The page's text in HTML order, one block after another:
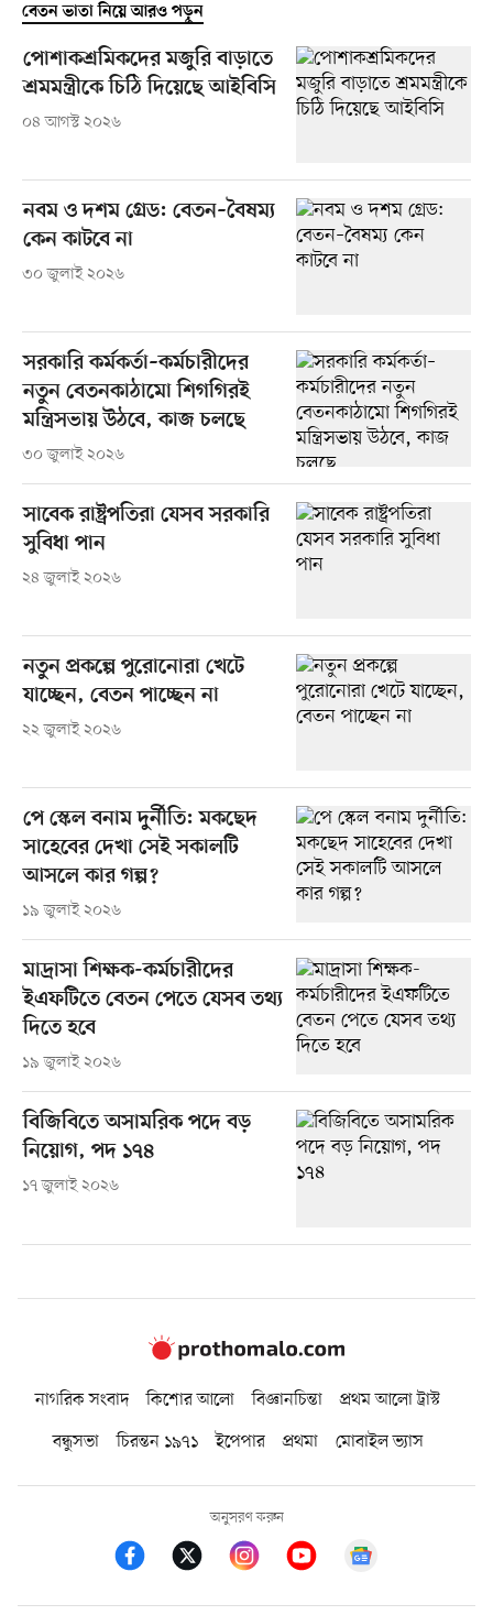
বেতন ভাতা নিয়ে আরও পড়ুন
পোশাকশ্রমিকদের মজুরি বাড়াতে
শ্রমমন্ত্রীকে চিঠি দিয়েছে আইবিসি
০৪ আগস্ট ২০২৬
নবম ও দশম গ্রেড: বেতন–বৈষম্য
কেন কাটবে না
৩০ জুলাই ২০২৬
সরকারি কর্মকর্তা–কর্মচারীদের
নতুন বেতনকাঠামো শিগগিরই
মন্ত্রিসভায় উঠবে, কাজ চলছে
৩০ জুলাই ২০২৬
সাবেক রাষ্ট্রপতিরা যেসব সরকারি
সুবিধা পান
২৪ জুলাই ২০২৬
নতুন প্রকল্পে পুরোনোরা খেটে
যাচ্ছেন, বেতন পাচ্ছেন না
২২ জুলাই ২০২৬
পে স্কেল বনাম দুর্নীতি: মকছেদ
সাহেবের দেখা সেই সকালটি
আসলে কার গল্প?
১৯ জুলাই ২০২৬
মাদ্রাসা শিক্ষক-কর্মচারীদের
ইএফটিতে বেতন পেতে যেসব তথ্য
দিতে হবে
১৯ জুলাই ২০২৬
বিজিবিতে অসামরিক পদে বড়
নিয়োগ, পদ ১৭৪
১৭ জুলাই ২০২৬
নাগরিক সংবাদ কিশোর আলো বিজ্ঞানচিন্তা
প্রথম আলো ট্রাস্ট
বন্ধুসভা
চিরন্তন ১৯৭১ ইপেপার প্রথমা মোবাইল ভ্যাস
অনুসরণ করুন